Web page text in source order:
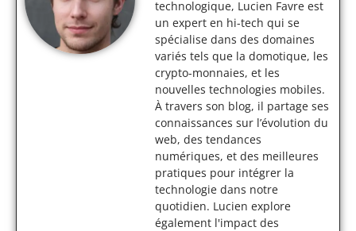
technologique, Lucien Favre est
un expert en hi-tech qui se
spécialise dans des domaines
variés tels que la domotique, les
crypto-monnaies, et les
nouvelles technologies mobiles.
À travers son blog, il partage ses
connaissances sur l’évolution du
web, des tendances
numériques, et des meilleures
pratiques pour intégrer la
technologie dans notre
quotidien. Lucien explore
également l'impact des